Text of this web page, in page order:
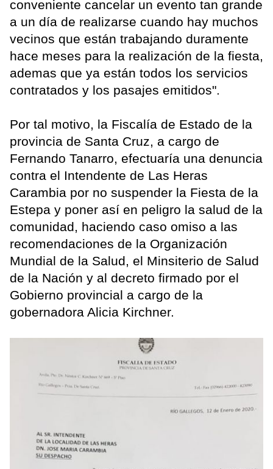
conveniente cancelar un evento tan grande
a un día de realizarse cuando hay muchos
vecinos que están trabajando duramente
hace meses para la realización de la fiesta,
ademas que ya están todos los servicios
contratados y los pasajes emitidos".
Por tal motivo, la Fiscalía de Estado de la
provincia de Santa Cruz, a cargo de
Fernando Tanarro, efectuaría una denuncia
contra el Intendente de Las Heras
Carambia por no suspender la Fiesta de la
Estepa y poner así en peligro la salud de la
comunidad, haciendo caso omiso a las
recomendaciones de la Organización
Mundial de la Salud, el Minsiterio de Salud
de la Nación y al decreto firmado por el
Gobierno provincial a cargo de la
gobernadora Alicia Kirchner.